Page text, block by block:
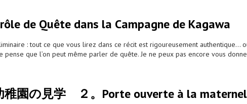
de Quête dans la Campagne de Kagawa
: tout ce que vous lirez dans ce récit est rigoureusement authentique…
pense que l’on peut même parler de quête. Je ne peux pas encore vous
稚園の見学 ２。Porte ouverte à la